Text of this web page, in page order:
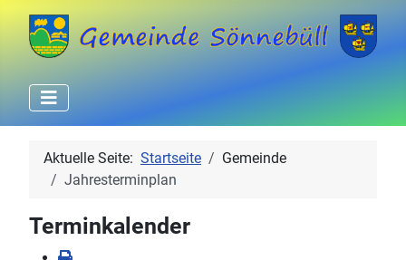
Aktuelle Seite: Startseite
Gemeinde
Jahresterminplan
Terminkalender